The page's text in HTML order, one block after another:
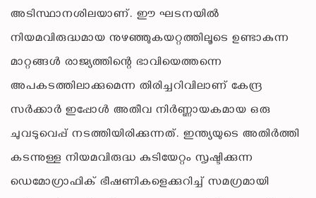
അടിസ്ഥാനശിലയാണ്. ഈ ഘടനയിൽ
നിയമവിരുദ്ധമായ നുഴഞ്ഞുകയറ്റത്തിലൂടെ ഉണ്ടാകുന്ന
മാറ്റങ്ങൾ രാജ്യത്തിന്റെ ഭാവിയെത്തന്നെ
അപകടത്തിലാക്കുമെന്ന തിരിച്ചറിവിലാണ് കേന്ദ്ര
സർക്കാർ ഇപ്പോൾ അതീവ നിർണ്ണായകമായ ഒരു
ചുവടുവെപ്പ് നടത്തിയിരിക്കുന്നത്. ഇന്ത്യയുടെ അതിർത്തി
കടന്നുള്ള നിയമവിരുദ്ധ കുടിയേറ്റം സൃഷ്ടിക്കുന്ന
ഡെമോഗ്രാഫിക് ഭീഷണികളെക്കുറിച്ച് സമഗ്രമായി